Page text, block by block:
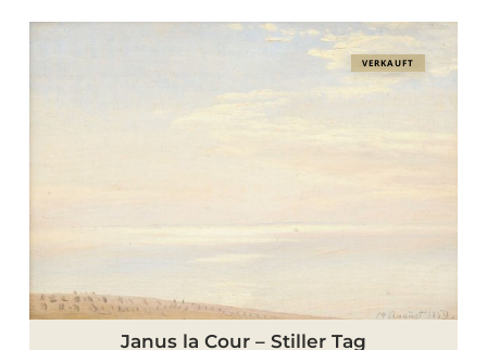
Janus
VERKAUFT
Janus la Cour – Stiller Tag